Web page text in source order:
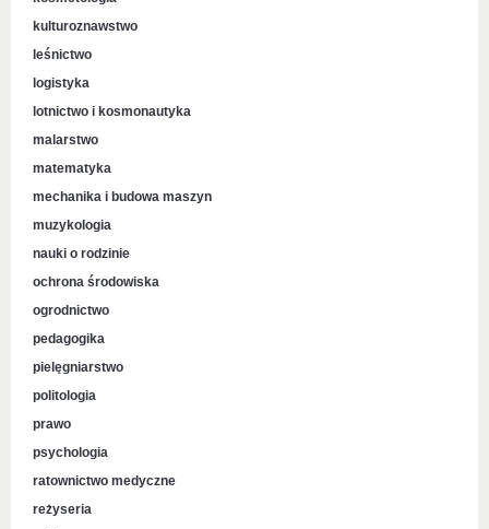
kulturoznawstwo
leśnictwo
logistyka
lotnictwo i kosmonautyka
malarstwo
matematyka
mechanika i budowa maszyn
muzykologia
nauki o rodzinie
ochrona środowiska
ogrodnictwo
pedagogika
pielęgniarstwo
politologia
prawo
psychologia
ratownictwo medyczne
reżyseria